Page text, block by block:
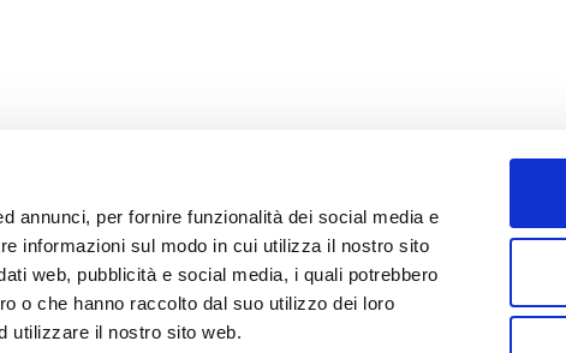
annunci, per fornire funzionalità dei social media e
informazioni sul modo in cui utilizza il nostro sito
web, pubblicità e social media, i quali potrebbero
o che hanno raccolto dal suo utilizzo dei loro
utilizzare il nostro sito web.